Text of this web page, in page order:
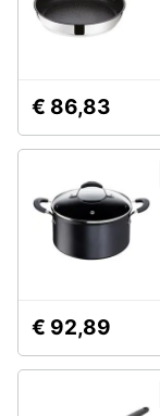
€ 86,83
€ 92,89